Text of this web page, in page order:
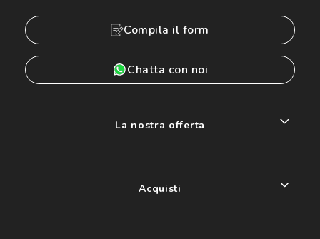
Compila il form
Chatta con noi
La nostra offerta
Acquisti